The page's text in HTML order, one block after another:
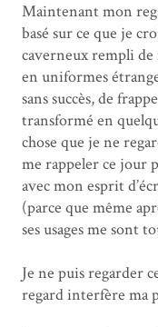
Maintenant mon
basé sur ce que je
caverneux rempli de
en uniformes
sans succès, de
transformé en
chose que je ne
me rappeler ce jour
avec mon esprit
(parce que même
ses usages me sont
Je ne puis regarder
regard interfère ma